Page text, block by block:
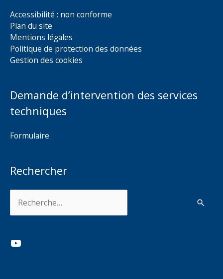
Accessibilité : non conforme
Plan du site
Mentions légales
Politique de protection des données
Gestion des cookies
Demande d’intervention des services
techniques
Formulaire
Rechercher
YouTube